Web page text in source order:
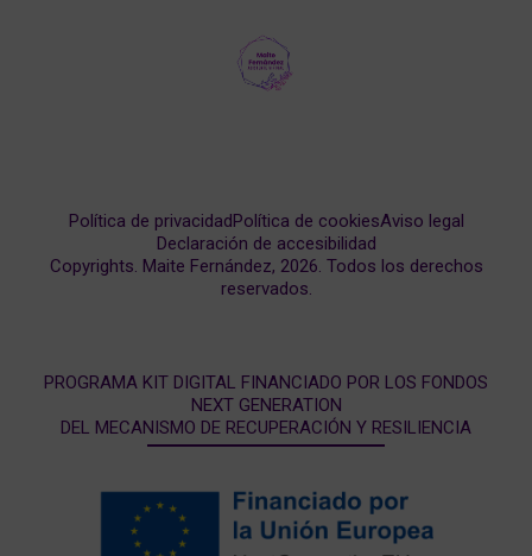
Copyrights. Maite Fernández, 2026. Todos los derechos
reservados.
Política de privacidadPolítica de cookiesAviso legal
Declaración de accesibilidad
PROGRAMA KIT DIGITAL FINANCIADO POR LOS FONDOS
NEXT GENERATION
DEL MECANISMO DE RECUPERACIÓN Y RESILIENCIA